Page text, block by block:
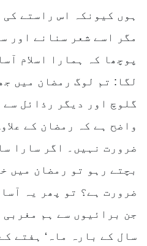
ہوں کیونکہ اس راستے کی
مگر اسے شعر سنانے اور
پوچھا کہ ہمارا اسلام
لگا: تم لوگ رمضان میں
گلوچ اور دیگر رذائل
واضح ہے کہ رمضان کے
ضرورت نہیں۔ اگر سارا
بچتے رہو تو رمضان میں
ضرورت ہے؟ تو پھر یہ
جن برائیوں سے ہم
سال کے بارہ ماہ‘ ہفتے